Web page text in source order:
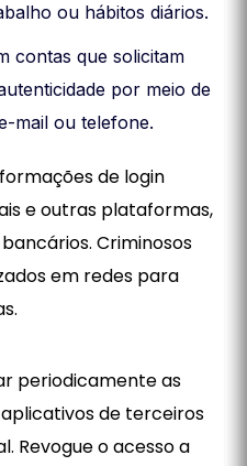
ou hábitos diários.
contas que solicitam
por meio de
mail ou telefone.
de login
e outras plataformas,
Criminosos
em redes para
periodicamente as
de terceiros
Revogue o acesso a